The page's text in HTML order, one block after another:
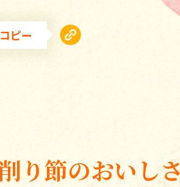
ピー
り節のおいしさ